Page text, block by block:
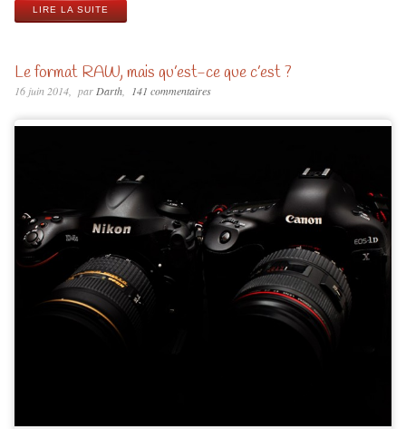
LIRE LA SUITE
Le format RAW, mais qu’est-ce que c’est ?
16 juin 2014 par Darth 141 commentaires